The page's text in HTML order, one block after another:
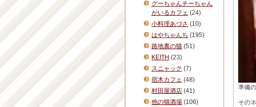
準備
その
グーちゃんチーちゃん
がいるカフェ (24)
小料理あづさ (10)
はやちゃんち (195)
路地裏の猫 (51)
KEITH (23)
スニャック (7)
宿木カフェ (48)
村田屋酒店 (41)
他の猫酒場 (106)